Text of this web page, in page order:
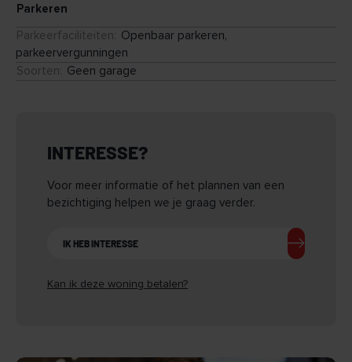
• Complex voorzien van lift
• Nabij winkels, horeca, openbaar vervoer en uitvalswegen
• Volop mogelijkheden om naar eigen smaak te moderniseren
Parkeren
Parkeerfaciliteiten
Openbaar parkeren,
parkeervergunningen
Soorten
Geen garage
INTERESSE?
Voor meer informatie of het plannen van een
bezichtiging helpen we je graag verder.
IK HEB INTERESSE
Kan ik deze woning betalen?